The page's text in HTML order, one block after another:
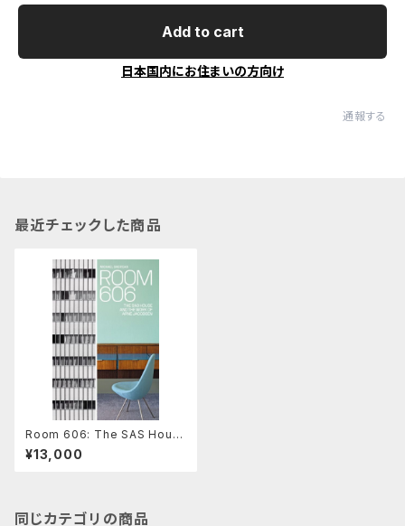
Add to cart
日本国内にお住まいの方向け
通報する
最近チェックした商品
Room 606: The SAS Hous
e and the Work of Arne Ja
cobsen
¥13,000
同じカテゴリの商品